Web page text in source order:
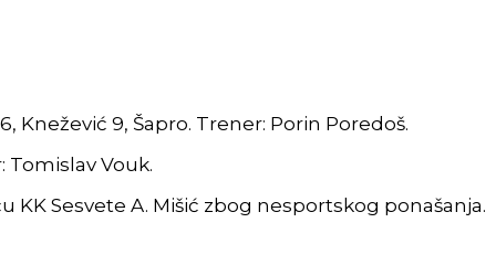
Knežević 9, Šapro. Trener: Porin Poredoš.
Tomislav Vouk.
Sesvete A. Mišić zbog nesportskog ponašanja.